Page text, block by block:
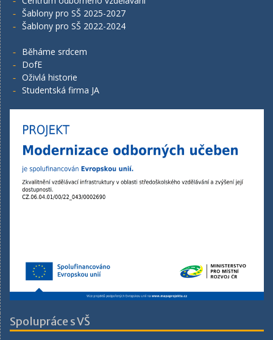
Šablony pro SŠ 2025-2027
Šablony pro SŠ 2022-2024
Běháme srdcem
DofE
Oživlá historie
Studentská firma JA
Spolupráce s VŠ